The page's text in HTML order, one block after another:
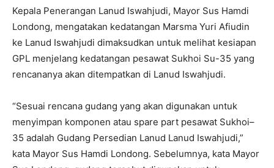
Kepala Penerangan Lanud Iswahjudi, Mayor Sus Hamdi
Londong, mengatakan kedatangan Marsma Yuri Afiudin
ke Lanud Iswahjudi dimaksudkan untuk melihat kesiapan
GPL menjelang kedatangan pesawat Sukhoi Su-35 yang
rencananya akan ditempatkan di Lanud Iswahjudi.
“Sesuai rencana gudang yang akan digunakan untuk
menyimpan komponen atau spare part pesawat Sukhoi–
35 adalah Gudang Persedian Lanud Lanud Iswahjudi,”
kata Mayor Sus Hamdi Londong. Sebelumnya, kata Mayor